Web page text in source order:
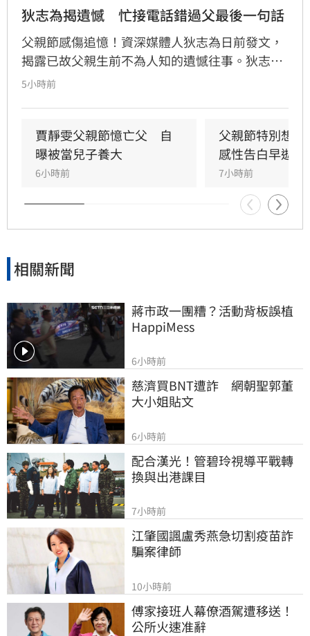
狄志為揭遺憾　忙接電話錯過父最後一句話
父親節感傷追憶！資深媒體人狄志為日前發文，
揭露已故父親生前不為人知的遺憾往事。狄志為
透露，父親一生以海為家，兩人相處時間極少，
在門外落淚。最讓狄志為心碎的是，當年陪病重
父親曬太陽時，自己因忙於接工作電話而忽視了
父親，沒想到那竟是父子最後的相處，父親回房
後便陷入永眠。這段錯過的對話成為他20年來心
中最深的遺憾，他以此感嘆，有些電話晚點接沒
關係，但錯過的親情與話語，可能再也無法挽
5小時前
賈靜雯父親節憶亡父　自
曝被當兒子養大
6小時前
父親節特別想
感性告白早逝父
7小時前
相關新聞
蔣市政一團糟？活動背板誤植
HappiMess
6小時前
慈濟買BNT遭詐　網朝聖郭董
大小姐貼文
6小時前
配合漢光！管碧玲視導平戰轉
換與出港課目
7小時前
江肇國諷盧秀燕急切割疫苗詐
騙案律師
10小時前
傅家接班人幕僚酒駕遭移送！
公所火速准辭